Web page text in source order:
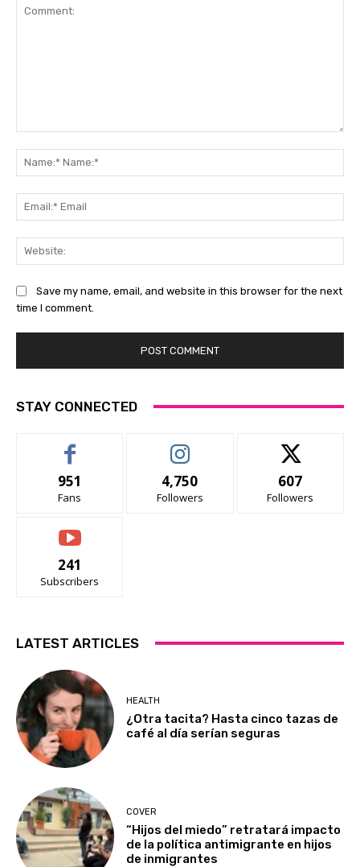
Save my name, email, and website in this browser for the next
time I comment.
STAY CONNECTED
951
Fans
4,750
Followers
607
Followers
241
Subscribers
LATEST ARTICLES
HEALTH
¿Otra tacita? Hasta cinco tazas de
café al día serían seguras
COVER
“Hijos del miedo” retratará impacto
de la política antimigrante en hijos
de inmigrantes